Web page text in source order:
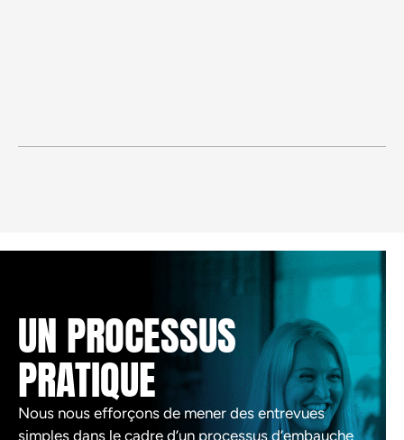
UN PROCESSUS
PRATIQUE
Nous nous efforçons de mener des entrevues
simples dans le cadre d’un processus d’embauche